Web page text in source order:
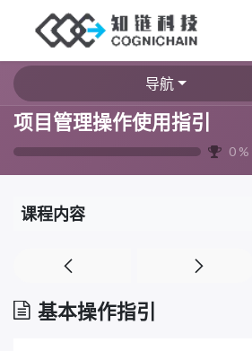
导航
项目管理操作使用指引
0 %
课程内容
基本操作指引